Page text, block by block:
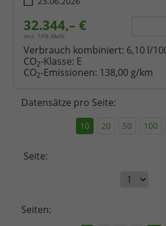
32.344,– €
incl. 19% MwSt.
Verbrauch kombiniert: 6,10 l/
CO2-Klasse: E
CO2-Emissionen: 138,00 g/km
Datensätze pro Seite:
10 20 50 100
Seite:
Seiten: